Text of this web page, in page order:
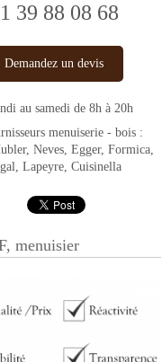
39 88 08 68
Demandez un devis
au samedi de 8h à 20h
menuiserie - bois :
Neves, Egger, Formica,
Lapeyre, Cuisinella
menuisier